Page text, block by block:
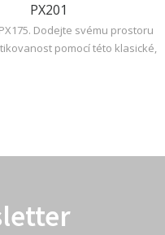
PX201
Dodejte svému prostoru
pomocí této klasické,